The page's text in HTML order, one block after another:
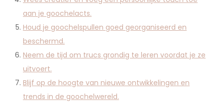
aan je goochelacts.
Houd je goochelspullen goed georganiseerd en
beschermd.
Neem de tijd om trucs grondig te leren voordat je ze
uitvoert.
Blijf op de hoogte van nieuwe ontwikkelingen en
trends in de goochelwereld.